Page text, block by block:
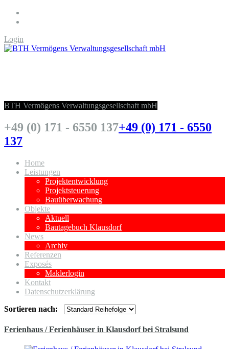
Login
BTH Vermögens Verwaltungsgesellschaft mbH
+49 (0) 171 - 6550 137+49 (0) 171 - 6550
137
Home
Leistungen
Projektentwicklung
Projektsteuerung
Bauüberwachung
Objekte
Aktuell
Bautagebuch Klausdorf
News
Archiv
Referenzen
Exposés
Maklerlogin
Kontakt
Datenschutzerklärung
Sortieren nach:
Ferienhaus / Ferienhäuser in Klausdorf bei Stralsund